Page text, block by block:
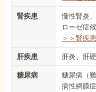
腎疾患
慢性腎炎
ローゼ症
＞＞腎疾
肝疾患 肝炎、肝
糖尿病
糖尿病（
病性網膜